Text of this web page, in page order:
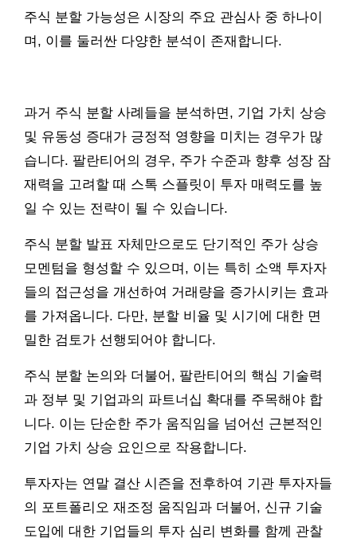
주식 분할 가능성은 시장의 주요 관심사 중 하나이
며, 이를 둘러싼 다양한 분석이 존재합니다.
과거 주식 분할 사례들을 분석하면, 기업 가치 상승
및 유동성 증대가 긍정적 영향을 미치는 경우가 많
습니다. 팔란티어의 경우, 주가 수준과 향후 성장 잠
재력을 고려할 때 스톡 스플릿이 투자 매력도를 높
일 수 있는 전략이 될 수 있습니다.
주식 분할 발표 자체만으로도 단기적인 주가 상승
모멘텀을 형성할 수 있으며, 이는 특히 소액 투자자
들의 접근성을 개선하여 거래량을 증가시키는 효과
를 가져옵니다. 다만, 분할 비율 및 시기에 대한 면
밀한 검토가 선행되어야 합니다.
주식 분할 논의와 더불어, 팔란티어의 핵심 기술력
과 정부 및 기업과의 파트너십 확대를 주목해야 합
니다. 이는 단순한 주가 움직임을 넘어선 근본적인
기업 가치 상승 요인으로 작용합니다.
투자자는 연말 결산 시즌을 전후하여 기관 투자자들
의 포트폴리오 재조정 움직임과 더불어, 신규 기술
도입에 대한 기업들의 투자 심리 변화를 함께 관찰